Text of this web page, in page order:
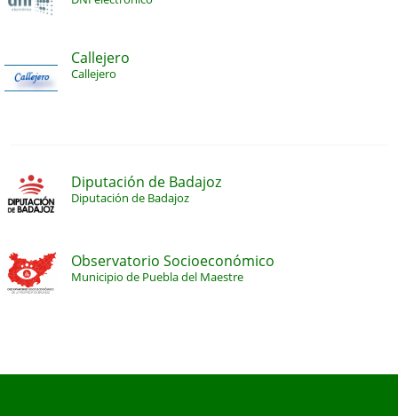
Callejero
Callejero
Diputación de Badajoz
Diputación de Badajoz
Observatorio Socioeconómico
Municipio de Puebla del Maestre